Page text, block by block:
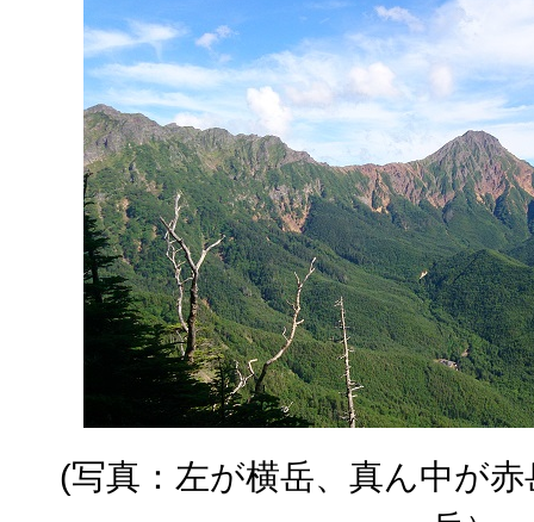
(写真：左が横岳、真ん中が